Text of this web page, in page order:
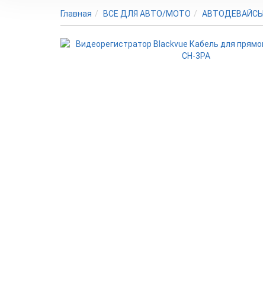
Главная ВСЕ ДЛЯ АВТО/МОТО АВТОДЕВАЙСЫ